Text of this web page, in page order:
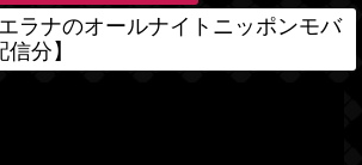
ラナのオールナイトニッポンモバ
分】